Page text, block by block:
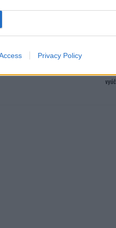
Privacy Policy
zblíženia intenzívnejší pôžitok